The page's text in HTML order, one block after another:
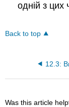
одній з цих
Back to top
Was this article